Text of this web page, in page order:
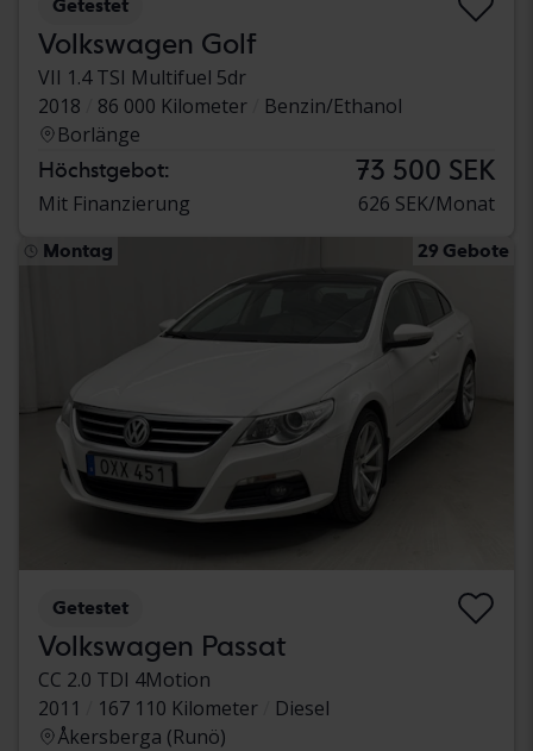
Getestet
Volkswagen Golf
VII 1.4 TSI Multifuel 5dr
2018
86 000 Kilometer
Benzin/Ethanol
Borlänge
Höchstgebot: 73 500 SEK
Mit Finanzierung 626 SEK/Monat
Montag 29 Gebote
Getestet
Volkswagen Passat
CC 2.0 TDI 4Motion
2011
167 110 Kilometer
Diesel
Åkersberga (Runö)